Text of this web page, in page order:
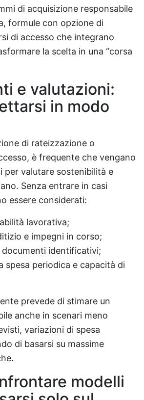
di acquisizione responsabile
formule con opzione di
di accesso che integrano
la scelta in una “corsa
e valutazioni:
in modo
di rateizzazione o
è frequente che vengano
per valutare sostenibilità e
Senza entrare in casi
essere considerati:
lavorativa;
e impegni in corso;
documenti identificativi;
spesa periodica e capacità di
prevede di stimare un
anche in scenari meno
variazioni di spesa
di basarsi su massime
modelli